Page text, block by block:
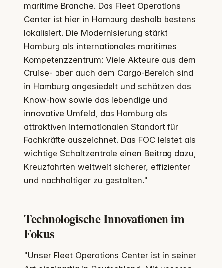
maritime Branche. Das Fleet Operations
Center ist hier in Hamburg deshalb bestens
lokalisiert. Die Modernisierung stärkt
Hamburg als internationales maritimes
Kompetenzzentrum: Viele Akteure aus dem
Cruise- aber auch dem Cargo-Bereich sind
in Hamburg angesiedelt und schätzen das
Know-how sowie das lebendige und
innovative Umfeld, das Hamburg als
attraktiven internationalen Standort für
Fachkräfte auszeichnet. Das FOC leistet als
wichtige Schaltzentrale einen Beitrag dazu,
Kreuzfahrten weltweit sicherer, effizienter
und nachhaltiger zu gestalten."
Technologische Innovationen im
Fokus
"Unser Fleet Operations Center ist in seiner